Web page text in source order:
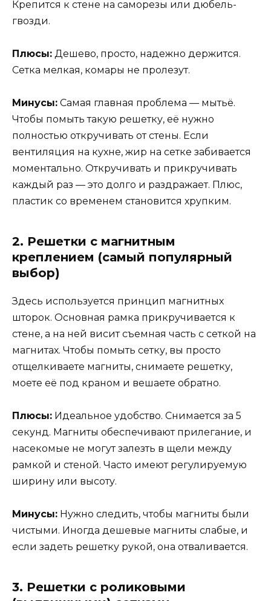
Крепится к стене на саморезы или дюбель-
гвозди.
Плюсы: Дешево, просто, надежно держится.
Сетка мелкая, комары не пролезут.
Минусы: Самая главная проблема — мытьё.
Чтобы помыть такую решетку, её нужно
полностью откручивать от стены. Если
вентиляция на кухне, жир на сетке забивается
моментально. Откручивать и прикручивать
каждый раз — это долго и раздражает. Плюс,
пластик со временем становится хрупким.
2. Решетки с магнитным
креплением (самый популярный
выбор)
Здесь используется принцип магнитных
шторок. Основная рамка прикручивается к
стене, а на ней висит съемная часть с сеткой на
магнитах. Чтобы помыть сетку, вы просто
отщелкиваете магниты, снимаете решетку,
моете её под краном и вешаете обратно.
Плюсы: Идеальное удобство. Снимается за 5
секунд. Магниты обеспечивают прилегание, и
насекомые не могут залезть в щели между
рамкой и стеной. Часто имеют регулируемую
ширину или высоту.
Минусы: Нужно следить, чтобы магниты были
чистыми. Иногда дешевые магниты слабые, и
если задеть решетку рукой, она отваливается.
3. Решетки с роликовыми